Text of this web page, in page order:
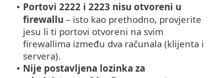
• Portovi 2222 i 2223 nisu otvoreni u
firewallu – isto kao prethodno, provjerite
jesu li ti portovi otvoreni na svim
firewallima između dva računala (klijenta i
servera).
• Nije postavljena lozinka za